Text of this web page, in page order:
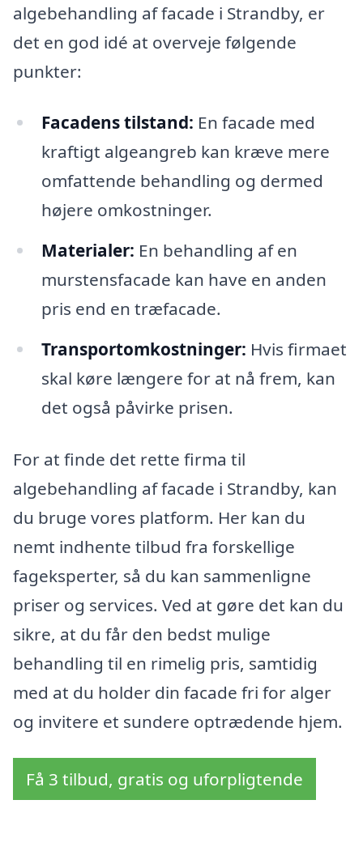
algebehandling af facade i Strandby, er
det en god idé at overveje følgende
punkter:
Facadens tilstand: En facade med
kraftigt algeangreb kan kræve mere
omfattende behandling og dermed
højere omkostninger.
Materialer: En behandling af en
murstensfacade kan have en anden
pris end en træfacade.
Transportomkostninger: Hvis firmaet
skal køre længere for at nå frem, kan
det også påvirke prisen.
For at finde det rette firma til
algebehandling af facade i Strandby, kan
du bruge vores platform. Her kan du
nemt indhente tilbud fra forskellige
fageksperter, så du kan sammenligne
priser og services. Ved at gøre det kan du
sikre, at du får den bedst mulige
behandling til en rimelig pris, samtidig
med at du holder din facade fri for alger
og invitere et sundere optrædende hjem.
Få 3 tilbud, gratis og uforpligtende